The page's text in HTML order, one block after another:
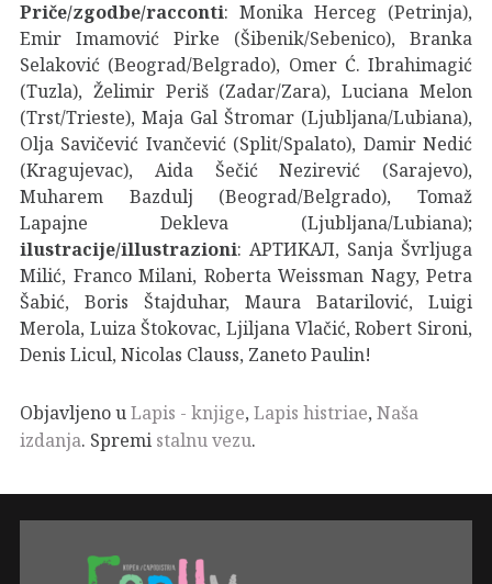
Priče/zgodbe/racconti: Monika Herceg (Petrinja),
Emir Imamović Pirke (Šibenik/Sebenico), Branka
Selaković (Beograd/Belgrado), Omer Ć. Ibrahimagić
(Tuzla), Želimir Periš (Zadar/Zara), Luciana Melon
(Trst/Trieste), Maja Gal Štromar (Ljubljana/Lubiana),
Olja Savičević Ivančević (Split/Spalato), Damir Nedić
(Kragujevac), Aida Šečić Nezirević (Sarajevo),
Muharem Bazdulj (Beograd/Belgrado), Tomaž
Lapajne Dekleva (Ljubljana/Lubiana);
ilustracije/illustrazioni: APTИKAЛ, Sanja Švrljuga
Milić, Franco Milani, Roberta Weissman Nagy, Petra
Šabić, Boris Štajduhar, Maura Batarilović, Luigi
Merola, Luiza Štokovac, Ljiljana Vlačić, Robert Sironi,
Denis Licul, Nicolas Clauss, Zaneto Paulin!
Objavljeno uLapis - knjige, Lapis histriae, Naša
izdanja. Spremi stalnu vezu.